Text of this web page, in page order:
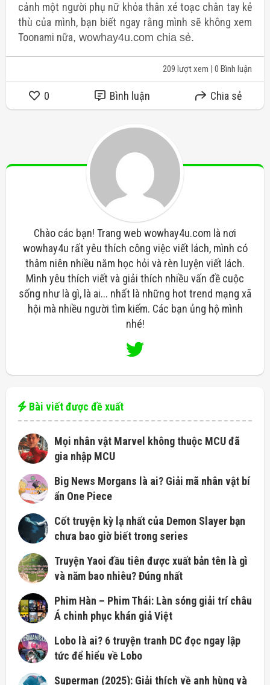
cảnh một người phụ nữ khỏa thân xé toạc chân tay kẻ
thù của mình, bạn biết ngay rằng mình sẽ không xem
Toonami nữa, wowhay4u.com chia sẻ.
209 lượt xem | 0 Bình luận
0 Bình luận Chia sẻ
Chào các bạn! Trang web wowhay4u.com là nơi
wowhay4u rất yêu thích công việc viết lách, mình có
thâm niên nhiều năm học hỏi và rèn luyện viết lách.
Mình yêu thích viết và giải thích nhiều vấn đề cuộc
sống như là gì, là ai... nhất là những hot trend mạng xã
hội mà nhiều người tìm kiếm. Các bạn ủng hộ mình
nhé!
Bài viết được đề xuất
Mọi nhân vật Marvel không thuộc MCU đã
gia nhập MCU
Big News Morgans là ai? Giải mã nhân vật bí
ẩn One Piece
Cốt truyện kỳ ​​lạ nhất của Demon Slayer bạn
chưa bao giờ biết trong series
Truyện Yaoi đầu tiên được xuất bản tên là gì
và năm bao nhiêu? Đúng nhất
Phim Hàn – Phim Thái: Làn sóng giải trí châu
Á chinh phục khán giả Việt
Lobo là ai? 6 truyện tranh DC đọc ngay lập
tức để hiểu về Lobo
Superman (2025): Giải thích về anh hùng và